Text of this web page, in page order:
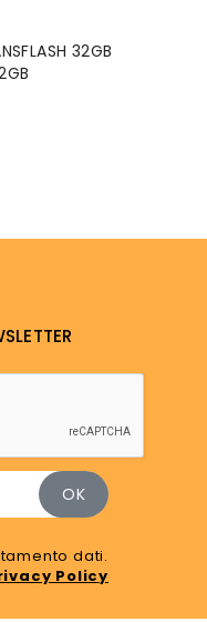
32GB
dati.
Policy